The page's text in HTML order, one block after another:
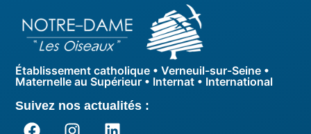
Établissement catholique • Verneuil-sur-Seine •
Maternelle au Supérieur • Internat • International
Suivez nos actualités :